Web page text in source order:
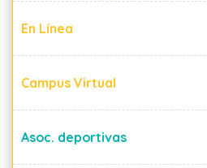
En Línea
Campus Virtual
Asoc. deportivas